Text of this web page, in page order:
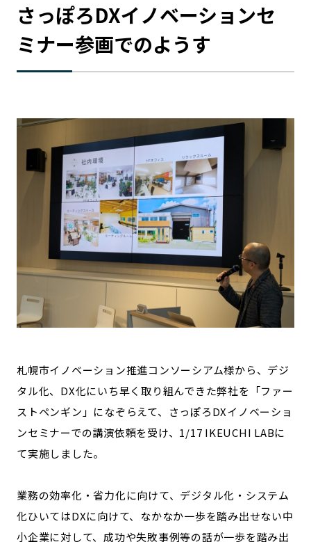
カテゴリから探す
特集コンテンツ
地域を代表する 企業100選
イベント
飲食店
地域豆知識
ニッポンの百選大全集
Sporkle
「人」から探す
記事ライター アンバサダー
お問い合わせ 会社概要
さっぽろDXイノベーションセ
ミナー参画でのようす
札幌市イノベーション推進コンソーシアム様から、デジ
タル化、DX化にいち早く取り組んできた弊社を「ファー
ストペンギン」になぞらえて、さっぽろDXイノベーショ
ンセミナーでの講演依頼を受け、1/17 IKEUCHI LABに
て実施しました。
業務の効率化・省力化に向けて、デジタル化・システム
化ひいてはDXに向けて、なかなか一歩を踏み出せない中
小企業に対して、成功や失敗事例等の話が一歩を踏み出